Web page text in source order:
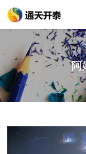
阿
上一个：
阿姨的慢阻肺